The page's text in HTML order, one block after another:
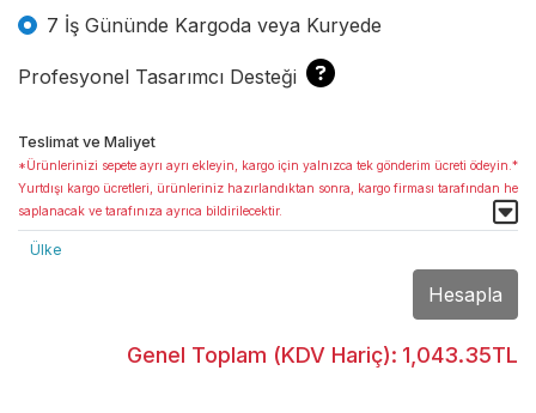
7 İş Gününde Kargoda veya Kuryede
Profesyonel Tasarımcı Desteği
Teslimat ve Maliyet
*Ürünlerinizi sepete ayrı ayrı ekleyin, kargo için yalnızca tek gönderim ücreti ödeyin.*
Yurtdışı kargo ücretleri, ürünleriniz hazırlandıktan sonra, kargo firması tarafından he
saplanacak ve tarafınıza ayrıca bildirilecektir.
Ülke
Hesapla
Genel Toplam (KDV Hariç): 1,043.35TL